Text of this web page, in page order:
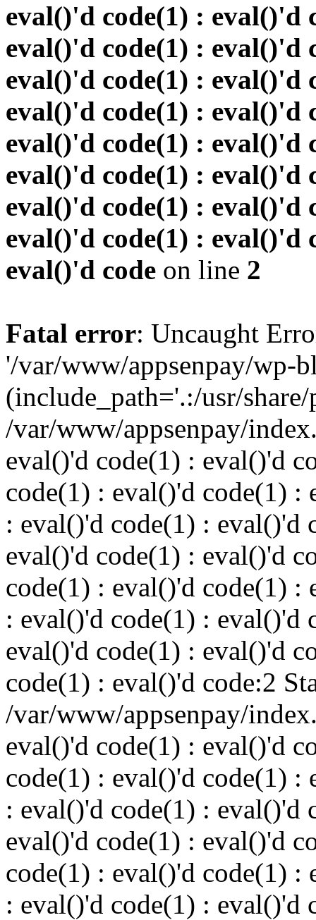
eval()'d code(1) : eval()'d
eval()'d code(1) : eval()'d
eval()'d code(1) : eval()'d
eval()'d code(1) : eval()'d
eval()'d code(1) : eval()'d
eval()'d code(1) : eval()'d
eval()'d code(1) : eval()'d
eval()'d code(1) : eval()'d
eval()'d code on line 2
Fatal error: Uncaught
'/var/www/appsenpay/wp-
(include_path='.:/usr/
/var/www/appsenpay/
eval()'d code(1) : eval()'d
code(1) : eval()'d code(1) :
: eval()'d code(1) : eval()'d
eval()'d code(1) : eval()'d
code(1) : eval()'d code(1) :
: eval()'d code(1) : eval()'d
eval()'d code(1) : eval()'d
code(1) : eval()'d code:2
/var/www/appsenpay/
eval()'d code(1) : eval()'d
code(1) : eval()'d code(1) :
: eval()'d code(1) : eval()'d
eval()'d code(1) : eval()'d
code(1) : eval()'d code(1) :
: eval()'d code(1) : eval()'d